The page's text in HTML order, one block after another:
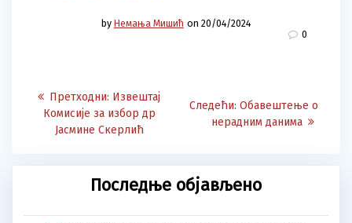
by Немања Мишић on 20/04/2024
0
Post
navigation
Претходни: Претходна
објава:
Извештај
Комисије за избор др
Јасмине Скерлић
Следећи: Следећа
објава:
Обавештење о
нерадним данима
Последње објављено